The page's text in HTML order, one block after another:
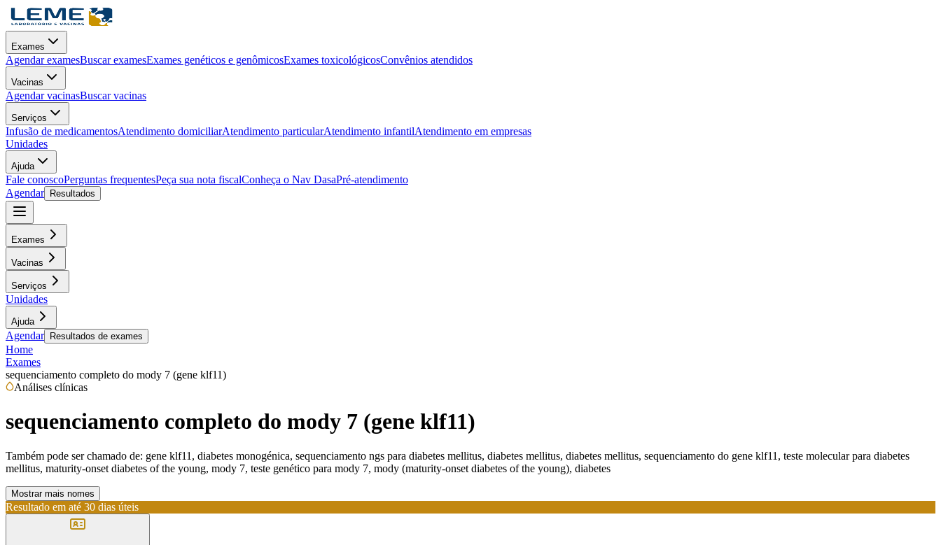
Exames
Agendar examesBuscar examesExames genéticos e genômicosExames toxicológicosConvênios atendidos
Vacinas
Agendar vacinasBuscar vacinas
Serviços
Infusão de medicamentosAtendimento domiciliarAtendimento particularAtendimento infantilAtendimento em empresas
Unidades
Ajuda
Fale conoscoPerguntas frequentesPeça sua nota fiscalConheça o Nav DasaPré-atendimento
Agendar
Resultados
Exames
Vacinas
Serviços
Unidades
Ajuda
Agendar Resultados de exames
Home
Exames
sequenciamento completo do mody 7 (gene klf11)
Análises clínicas
sequenciamento completo do mody 7 (gene klf11)
Também pode ser chamado de: gene klf11, diabetes monogénica, sequenciamento ngs para diabetes mellitus, diabetes mellitus, diabetes mellitus, sequenciamento do gene klf11, teste molecular para diabetes
mellitus, maturity-onset diabetes of the young, mody 7, teste genético para mody 7, mody (maturity-onset diabetes of the young), diabetes
Mostrar mais nomes
Resultado em até 30 dias úteis